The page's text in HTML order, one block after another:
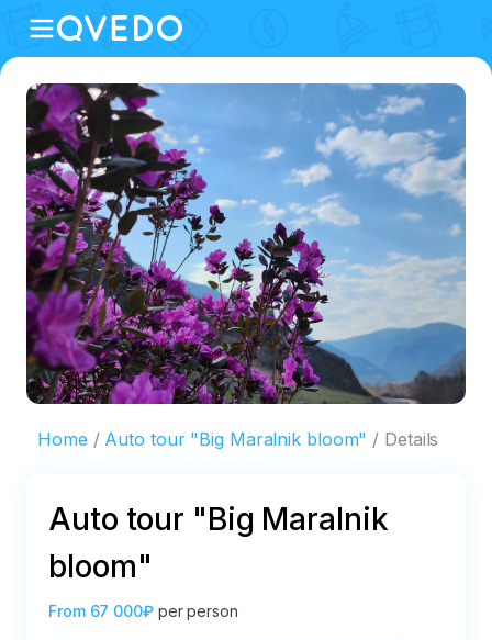
Home Auto tour "Big Maralnik bloom" Details
Auto tour "Big Maralnik
bloom"
From 67 000₽ per person